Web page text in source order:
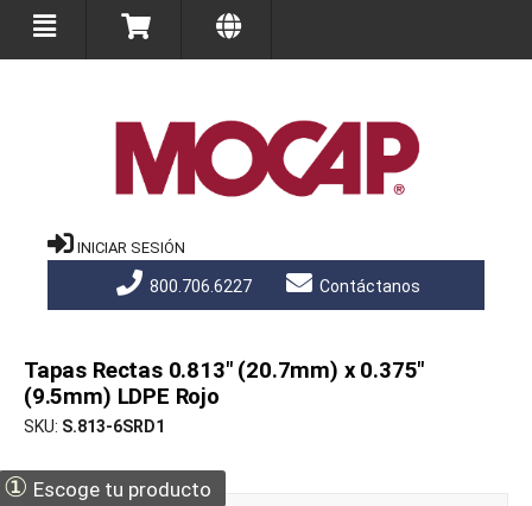
INICIAR SESIÓN
800.706.6227 Contáctanos
Tapas Rectas 0.813" (20.7mm) x 0.375"
(9.5mm) LDPE Rojo
SKU S.813-6SRD1
① Escoge tu producto